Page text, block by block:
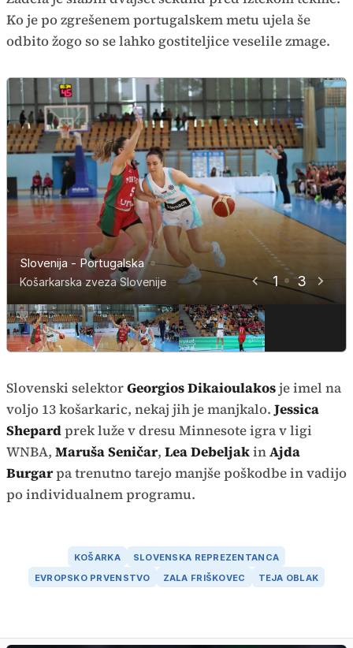
Ko je po zgrešenem portugalskem metu ujela še
odbito žogo so se lahko gostiteljice veselile zmage.
1 3
Slovenija - Portugalska
Košarkarska zveza Slovenije
Slovenija - Portugalska
Košarkarska zveza Slovenije
Slovenija - Portugalska
Košarkarska zveza Slovenije
Slovenski selektorGeorgios Dikaioulakosje imel na
voljo 13 košarkaric, nekaj jih je manjkalo.Jessica
Shepardprek luže v dresu Minnesote igra v ligi
WNBA, Maruša Seničar, Lea DebeljakinAjda
Burgarpa trenutno tarejo manjše poškodbe in vadijo
po individualnem programu.
KOŠARKA
SLOVENSKA REPREZENTANCA
EVROPSKO PRVENSTVO
ZALA FRIŠKOVEC TEJA OBLAK